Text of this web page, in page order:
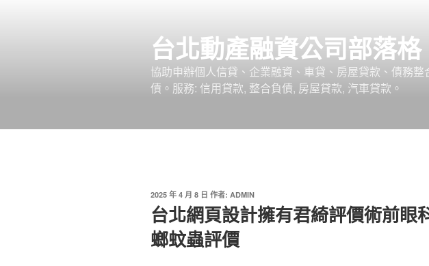
台北動產融資公司部落格
協助申辦個人信貸、企業融資、車貸、房屋貸款、債務
債。服務: 信用貸款, 整合負債, 房屋貸款, 汽車貸款。
發
佈
於
2025 年 4 月 8 日 作者: ADMIN
台北網頁設計擁有君綺評價術前眼
螂蚊蟲評價